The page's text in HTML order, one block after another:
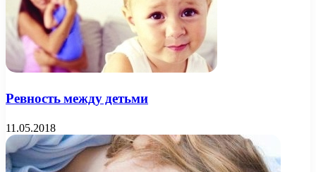
Ревность между детьми
11.05.2018